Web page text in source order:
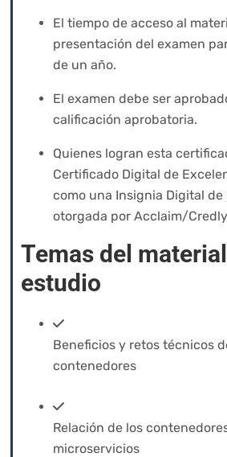
El tiempo de acceso al
presentación del examen
de un año.
El examen debe ser
calificación aprobatoria.
Quienes logran esta
Certificado Digital de
como una Insignia Digital
otorgada por Acclaim/
Temas del
estudio
Beneficios y retos técnicos
contenedores
Relación de los
microservicios